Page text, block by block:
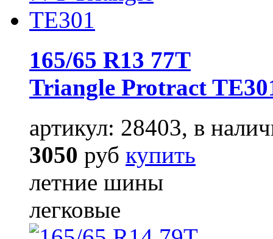
165/65 R13 77T
Triangle Protract
артикул: 28403, в
3050 руб купить
летние шины
легковые